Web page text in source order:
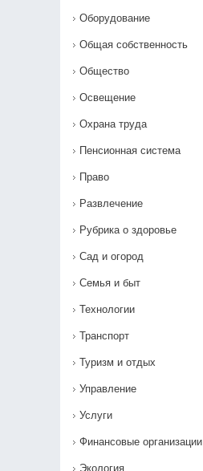
Оборудование
Общая собственность
Общество
Освещение
Охрана труда
Пенсионная система
Право
Развлечение
Рубрика о здоровье
Сад и огород
Семья и быт
Технологии
Транспорт
Туризм и отдых
Управление
Услуги
Финансовые организации
Экология